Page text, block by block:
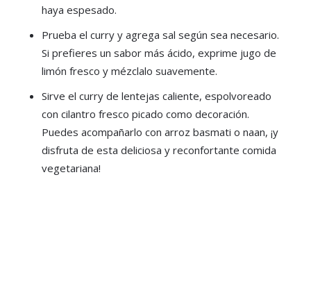
haya espesado.
Prueba el curry y agrega sal según sea necesario.
Si prefieres un sabor más ácido, exprime jugo de
limón fresco y mézclalo suavemente.
Sirve el curry de lentejas caliente, espolvoreado
con cilantro fresco picado como decoración.
Puedes acompañarlo con arroz basmati o naan, ¡y
disfruta de esta deliciosa y reconfortante comida
vegetariana!